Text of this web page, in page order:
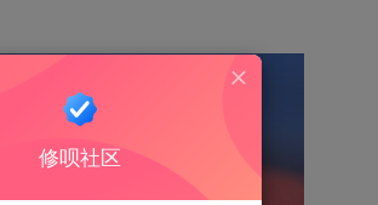
修呗社区